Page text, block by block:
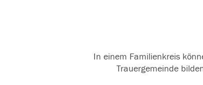
In einem Familienkreis
Trauergemeinde